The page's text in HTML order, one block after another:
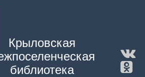
Крыловская
библиотека